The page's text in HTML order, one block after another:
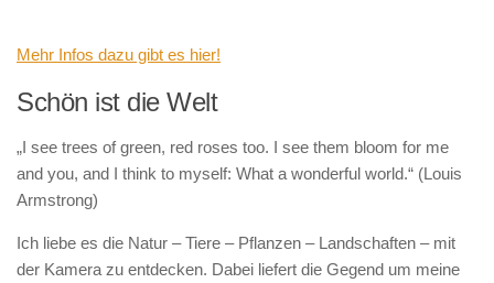
Mehr Infos dazu gibt es hier!
Schön ist die Welt
„I see trees of green, red roses too. I see them bloom for me
and you, and I think to myself: What a wonderful world.“ (Louis
Armstrong)
Ich liebe es die Natur – Tiere – Pflanzen – Landschaften – mit
der Kamera zu entdecken. Dabei liefert die Gegend um meine